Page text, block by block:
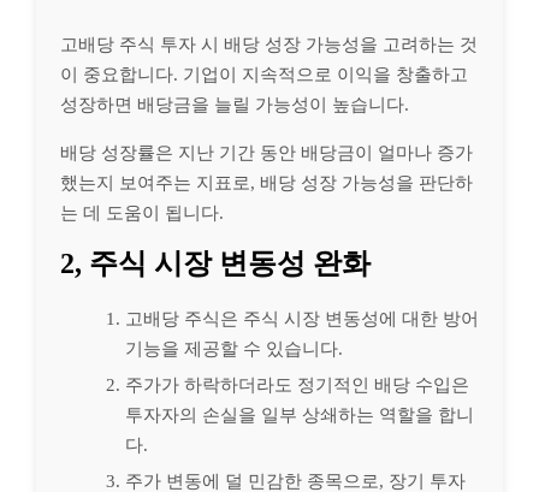
고배당 주식 투자 시 배당 성장 가능성을 고려하는 것
이 중요합니다. 기업이 지속적으로 이익을 창출하고
성장하면 배당금을 늘릴 가능성이 높습니다.
배당 성장률은 지난 기간 동안 배당금이 얼마나 증가
했는지 보여주는 지표로, 배당 성장 가능성을 판단하
는 데 도움이 됩니다.
2, 주식 시장 변동성 완화
고배당 주식은 주식 시장 변동성에 대한 방어
기능을 제공할 수 있습니다.
주가가 하락하더라도 정기적인 배당 수입은
투자자의 손실을 일부 상쇄하는 역할을 합니
다.
주가 변동에 덜 민감한 종목으로, 장기 투자